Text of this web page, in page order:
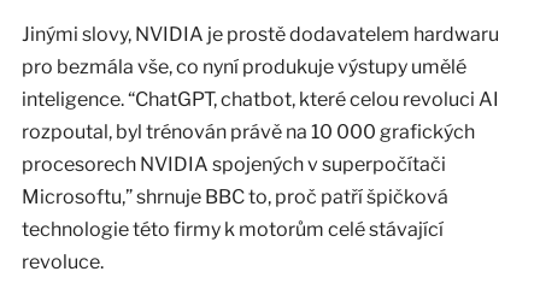
Jinými slovy, NVIDIA je prostě dodavatelem hardwaru
pro bezmála vše, co nyní produkuje výstupy umělé
inteligence. “ChatGPT, chatbot, které celou revoluci AI
rozpoutal, byl trénován právě na 10 000 grafických
procesorech NVIDIA spojených v superpočítači
Microsoftu,” shrnuje BBC to, proč patří špičková
technologie této firmy k motorům celé stávající
revoluce.